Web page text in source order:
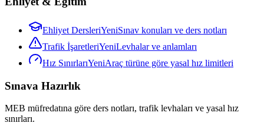
Ehliyet DersleriYeniSınav konuları ve ders notları
Trafik İşaretleriYeniLevhalar ve anlamları
Hız SınırlarıYeniAraç türüne göre yasal hız limitleri
Sınava Hazırlık
MEB müfredatına göre ders notları, trafik levhaları ve yasal hız
sınırları.